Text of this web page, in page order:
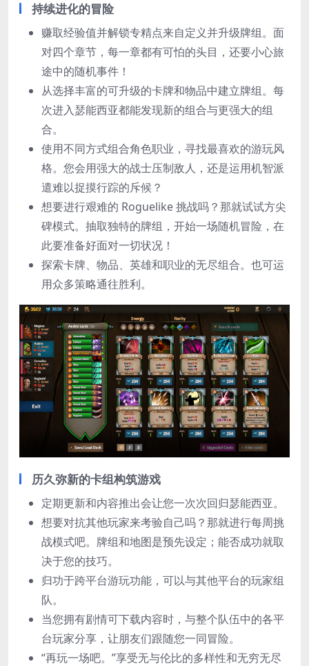
持续进化的冒险
赚取经验值并解锁专精点来自定义并升级牌组。面
对四个章节，每一章都有可怕的头目，还要小心旅
途中的随机事件！
从选择丰富的可升级的卡牌和物品中建立牌组。每
次进入瑟能西亚都能发现新的组合与更强大的组
合。
使用不同方式组合角色职业，寻找最喜欢的游玩风
格。您会用强大的战士压制敌人，还是运用机智派
遣难以捉摸行踪的斥候？
想要进行艰难的 Roguelike 挑战吗？那就试试方尖
碑模式。抽取独特的牌组，开始一场随机冒险，在
此要准备好面对一切状况！
探索卡牌、物品、英雄和职业的无尽组合。也可运
用众多策略通往胜利。
历久弥新的卡组构筑游戏
定期更新和内容推出会让您一次次回归瑟能西亚。
想要对抗其他玩家来考验自己吗？那就进行每周挑
战模式吧。牌组和地图是预先设定；能否成功就取
决于您的技巧。
归功于跨平台游玩功能，可以与其他平台的玩家组
队。
当您拥有剧情可下载内容时，与整个队伍中的各平
台玩家分享，让朋友们跟随您一同冒险。
“再玩一场吧。”享受无与伦比的多样性和无穷无尽